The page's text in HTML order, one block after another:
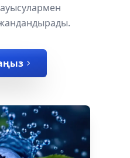
жандандырады.